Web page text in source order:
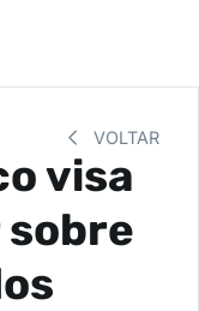
VOLTAR
visa